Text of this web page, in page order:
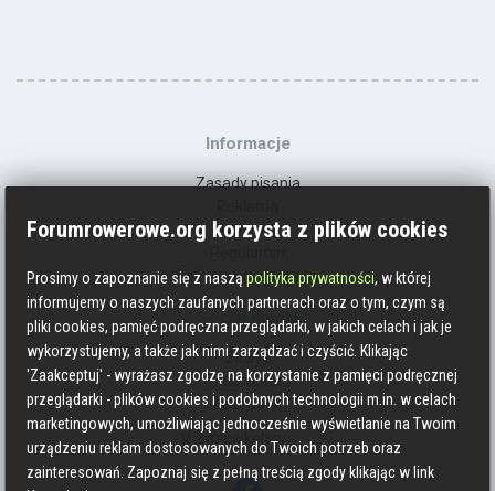
Informacje
Zasady pisania
Kontakt
Polityka prywatności
Social media
Strava
Endomondo
Facebook
Zmień kolory
Forumrowerowe.org korzysta z plików cookies
Prosimy o zapoznanie się z nasząpolityka prywatności, w której
informujemy o naszych zaufanych partnerach oraz o tym, czym są
pliki cookies, pamięć podręczna przeglądarki, w jakich celach i jak je
wykorzystujemy, a także jak nimi zarządzać i czyścić. Klikając
'Zaakceptuj' - wyrażasz zgodzę na korzystanie z pamięci podręcznej
przeglądarki - plików cookies i podobnych technologii m.in. w celach
marketingowych, umożliwiając jednocześnie wyświetlanie na Twoim
urządzeniu reklam dostosowanych do Twoich potrzeb oraz
zainteresowań. Zapoznaj się z pełną treścią zgody klikając w link